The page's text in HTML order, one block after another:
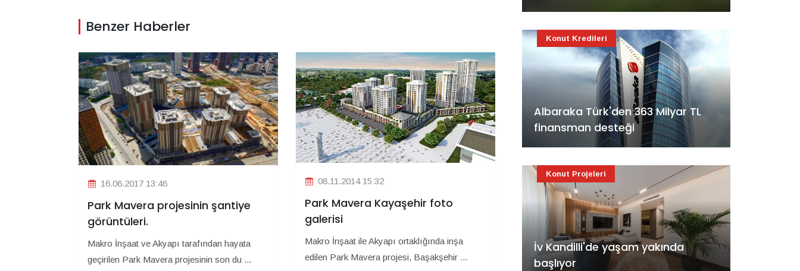
Benzer Haberler
16.06.2017 13:46
Park Mavera projesinin şantiye
görüntüleri.
Makro İnşaat ve Akyapı tarafından hayata
geçirilen Park Mavera projesinin son du ...
08.11.2014 15:32
Park Mavera Kayaşehir foto
galerisi
Makro İnşaat ile Akyapı ortaklığında inşa
edilen Park Mavera projesi, Başakşehir ...
Albaraka Türk'den 363 Milyar TL
finansman desteği
Konut Kredileri
İv Kandilli'de yaşam yakında
başlıyor
Konut Projeleri